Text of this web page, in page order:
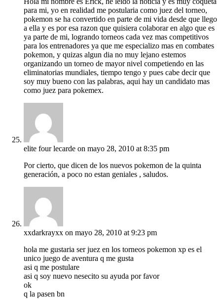
para mi, yo en realidad me postularia como juez del torneo,
pokemon se ha convertido en parte de mi vida desde que llego
a ella y es por esa razon que quisiera colaborar en algo que es
ya parte de mi, logrando torneos cada vez mas competitivos
para los entrenadores ya que me especializo mas en combates
pokemon, y quizas algun dia no muy lejano estemos
organizando un torneo de mayor nivel competiendo en las
eliminatorias mundiales, tiempo tengo y pues cabe decir que
soy muy bueno con las palabras, aqui hay un candidato mas
como juez para pokemex.
elite four lecarde on mayo 28, 2010 at 8:35 pm
Por cierto, que dicen de los nuevos pokemon de la quinta
generación, a poco no estan geniales , saludos.
xxdarkrayxx on mayo 28, 2010 at 9:23 pm
hola me gustaria ser juez en los torneos pokemon xp es el
unico juego de aventura q me gusta
asi q me postulare
asi q soy nuevo nesecito su ayuda por favor
ok
q la pasen bn